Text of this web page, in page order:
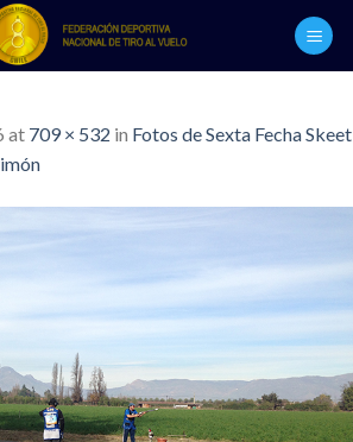
at 709 × 532 in Fotos de Sexta Fecha Skeet